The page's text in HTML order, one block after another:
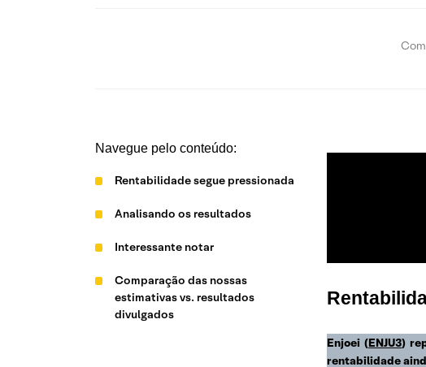
Navegue pelo conteúdo:
Rentabilidade segue pressionada
Analisando os resultados
Interessante notar
Comparação das nossas
estimativas vs. resultados
divulgados
Enjoei (ENJU3)
rentabilidade